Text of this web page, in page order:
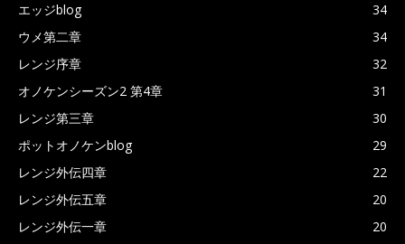
エッジblog
34
ウメ第二章
34
レンジ序章
32
オノケンシーズン2 第4章
31
レンジ第三章
30
ポットオノケンblog
29
レンジ外伝四章
22
レンジ外伝五章
20
レンジ外伝一章
20